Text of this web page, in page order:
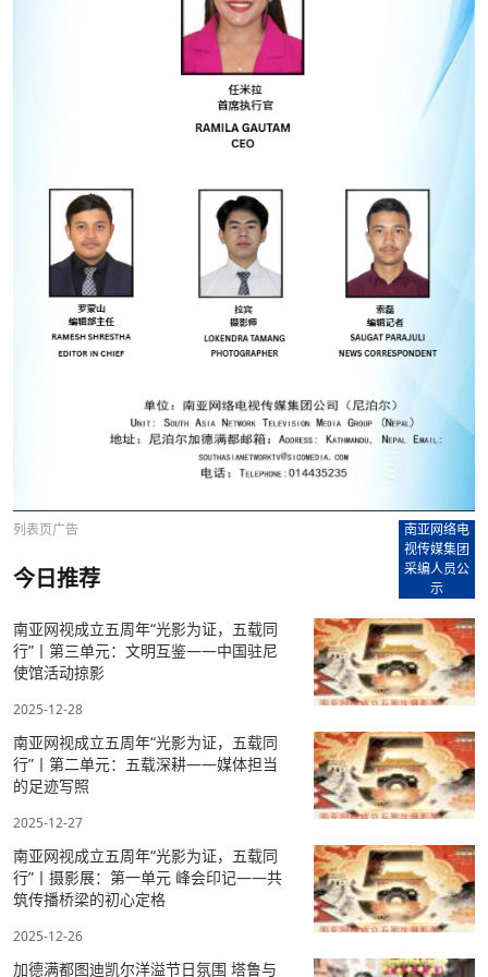
列表页广告
南亚网络电
视传媒集团
采编人员公
示
今日推荐
南亚⽹视成⽴五周年“光影为证，五载同
⾏”丨第三单元：⽂明互鉴——中国驻尼
使馆活动掠影
2025-12-28
南亚⽹视成⽴五周年“光影为证，五载同
⾏”丨第⼆单元：五载深耕——媒体担当
的⾜迹写照
2025-12-27
南亚⽹视成⽴五周年“光影为证，五载同
⾏”丨摄影展：第⼀单元 峰会印记——共
筑传播桥梁的初⼼定格
2025-12-26
加德满都图迪凯尔洋溢节日氛围 塔鲁与